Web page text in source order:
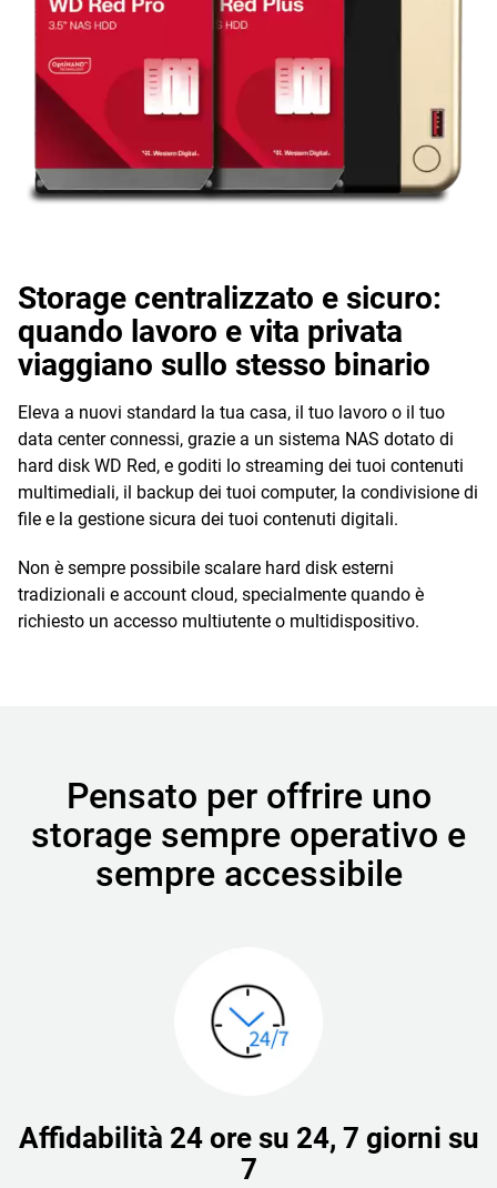
Storage centralizzato e sicuro:
quando lavoro e vita privata
viaggiano sullo stesso binario
Eleva a nuovi standard la tua casa, il tuo lavoro o il tuo
data center connessi, grazie a un sistema NAS dotato di
hard disk WD Red, e goditi lo streaming dei tuoi contenuti
multimediali, il backup dei tuoi computer, la condivisione di
file e la gestione sicura dei tuoi contenuti digitali.
Non è sempre possibile scalare hard disk esterni
tradizionali e account cloud, specialmente quando è
richiesto un accesso multiutente o multidispositivo.
Pensato per offrire uno
storage sempre operativo e
sempre accessibile
Affidabilità 24 ore su 24, 7 giorni su
7